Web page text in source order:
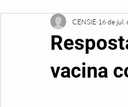
Neuropsicologia Nutrição
Cirurgia geral
vacina
CENSIE 16 de jul.